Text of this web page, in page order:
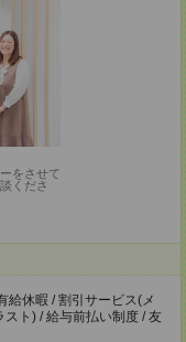
をさせて
くださ
給休暇 / 割引サービス(メ
ト) / 給与前払い制度 / 友